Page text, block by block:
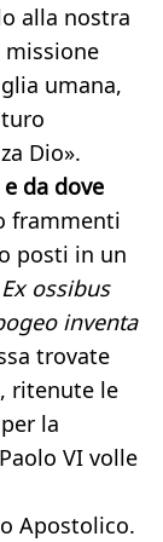
alla nostra
umana,
Dio».
da dove
frammenti
posti in un
Ex ossibus
inventa
trovate
ritenute le
la
VI volle
Apostolico.